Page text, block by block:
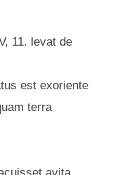
11. levat de
est exoriente
terra
avita